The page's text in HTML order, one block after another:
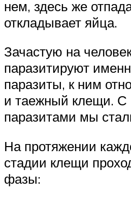
нем, здесь же
откладывает яйца.
Зачастую на
паразитируют
паразиты, к ним
и таежный клещи. С
паразитами мы
На протяжении
стадии клещи
фазы: